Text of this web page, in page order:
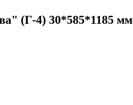
(Г-4) 30*585*1185 мм